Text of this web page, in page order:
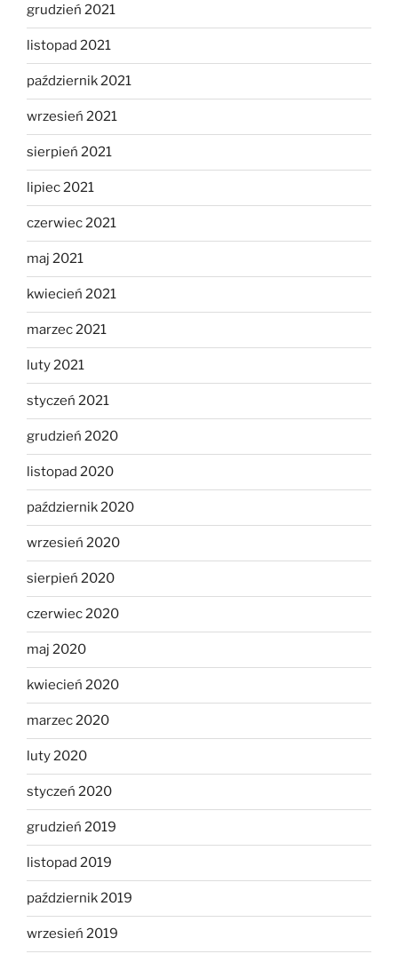
grudzień 2021
listopad 2021
październik 2021
wrzesień 2021
sierpień 2021
lipiec 2021
czerwiec 2021
maj 2021
kwiecień 2021
marzec 2021
luty 2021
styczeń 2021
grudzień 2020
listopad 2020
październik 2020
wrzesień 2020
sierpień 2020
czerwiec 2020
maj 2020
kwiecień 2020
marzec 2020
luty 2020
styczeń 2020
grudzień 2019
listopad 2019
październik 2019
wrzesień 2019